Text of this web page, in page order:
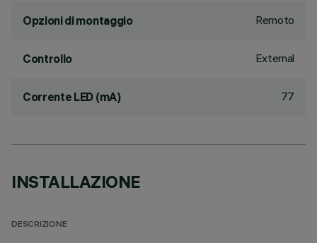
Opzioni di montaggio Remoto
Controllo External
Corrente LED (mA) 77
INSTALLAZIONE
DESCRIZIONE